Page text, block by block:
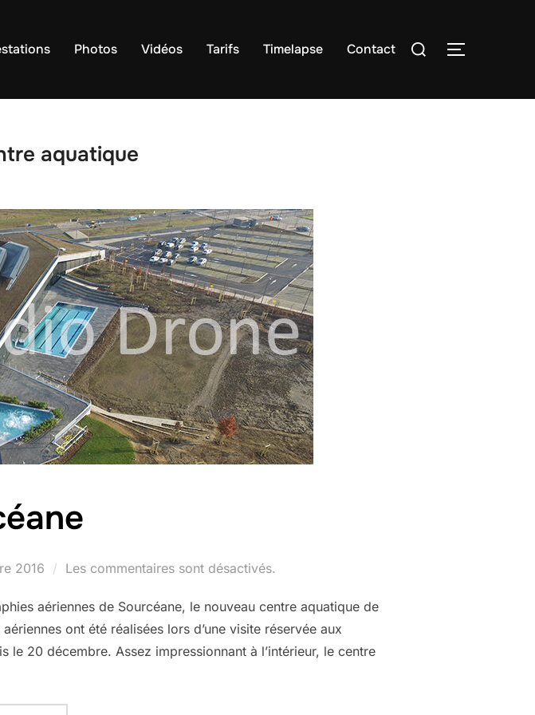
Photos Vidéos Tarifs Timelapse Contact
aquatique
2016 Les commentaires sont désactivés.
aériennes de Sourcéane, le nouveau centre aquatique de
ont été réalisées lors d’une visite réservée aux
20 décembre. Assez impressionnant à l’intérieur, le centre